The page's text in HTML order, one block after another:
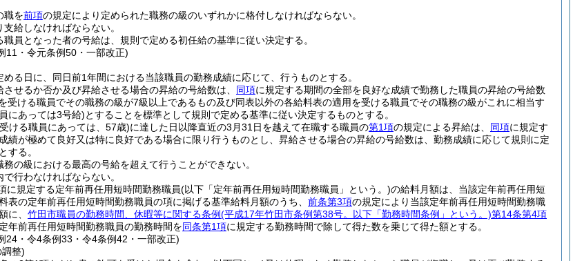
職を前項の規定により定められた職務の級のいずれかに格付しなければならない。
給しなければならない。
員となった者の号給は、規則で定める初任給の基準に従い決定する。
11・令元条例50・一部改正)
る日に、同日前1年間における当該職員の勤務成績に応じて、行うものとする。
せるか否か及び昇給させる場合の昇給の号給数は、 同項に規定する期間の全部を良好な成績で勤務した職員の昇給の号給数
受ける職員でその職務の級が7級以上であるもの及び同表以外の各給料表の適用を受ける職員でその職務の級がこれに相当す
にあっては3号給)とすることを標準として規則で定める基準に従い決定するものとする。
ける職員にあっては、57歳)に達した日以降直近の3月31日を越えて在職する職員の第1項の規定による昇給は、 同項に規定す
績が極めて良好又は特に良好である場合に限り行うものとし、昇給させる場合の昇給の号給数は、勤務成績に応じて規則に定
する。
の級における最高の号給を超えて行うことができない。
行わなければならない。
に規定する定年前再任用短時間勤務職員(以下「定年前再任用短時間勤務職員」という。)の給料月額は、当該定年前再任用短
表の定年前再任用短時間勤務職員の項に掲げる基準給料月額のうち、 前条第3項の規定により当該定年前再任用短時間勤務職
に、 竹田市職員の勤務時間、休暇等に関する条例(平成17年竹田市条例第38号。以下「勤務時間条例」という。)第14条第4項
年前再任用短時間勤務職員の勤務時間を同条第1項に規定する勤務時間で除して得た数を乗じて得た額とする。
24・令4条例33・令4条例42・一部改正)
整)